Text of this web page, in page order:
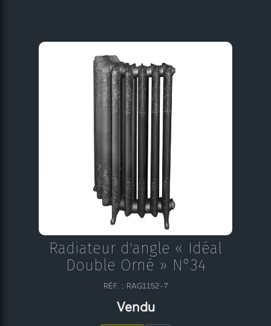
Radiateur d'angle « Idéal
Double Orné » N°34
RÉF. : RAG1152-7
Vendu